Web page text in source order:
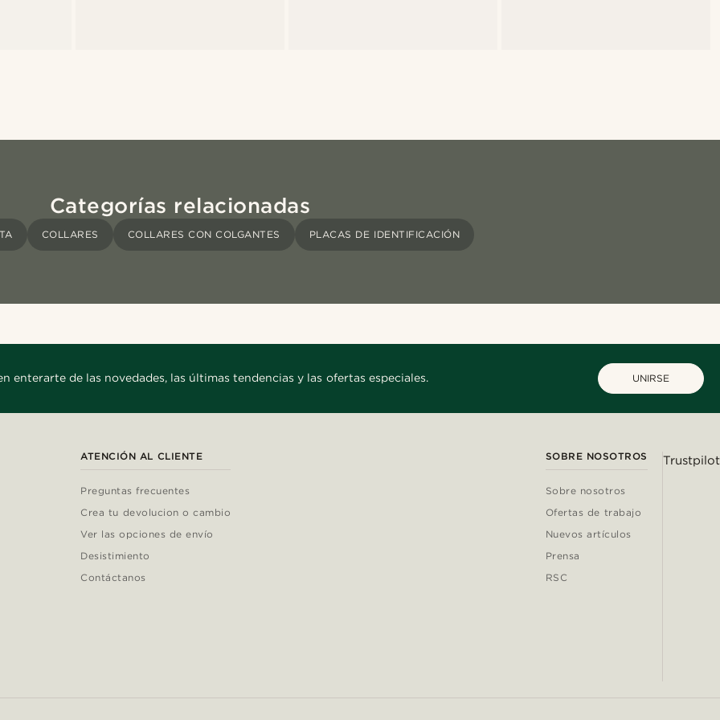
Categorías relacionadas
COLLARES COLLARES CON COLGANTES PLACAS DE IDENTIFICACIÓN
enterarte de las novedades, las últimas tendencias y las ofertas especiales. UNIRSE
ATENCIÓN AL CLIENTE
Preguntas frecuentes
Crea tu devolucion o cambio
Ver las opciones de envío
Desistimiento
Contáctanos
SOBRE NOSOTROS
Sobre nosotros
Ofertas de trabajo
Nuevos artículos
Prensa
RSC
Trustpilot